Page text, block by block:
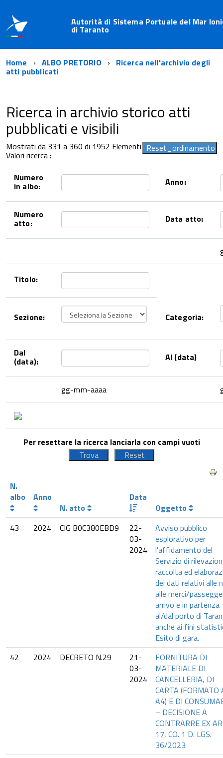
Autorità di Sistema Portuale del Mar
di Taranto
Home ALBO PRETORIO Ricerca nell'archivio degli
atti pubblicati
Ricerca in archivio storico atti
pubblicati e visibili
Mostrati da 331 a 360 di 1952 Elementi
Valori ricerca :
Numero
in albo: Anno:
Numero
atto: Data atto:
Titolo:
Sezione: Categoria:
Dal
(data): Al (data)
gg-mm-aaaa
Per resettare la ricerca lanciarla con campi vuoti
N.
albo
Anno
N. atto
Data
Oggetto
43
2024 CIG B0C380EBD9
22-
03-
2024
Avviso pubblico
esplorativo per
l'affidamento del
Servizio di
raccolta ed
dei dati relativi alle
alle merci/
arrivo e in partenza
al/dal porto di
anche ai fini
Esito di gara.
42
2024 DECRETO N.29
21-
03-
2024
FORNITURA DI
MATERIALE DI
CANCELLERIA, DI
CARTA (FORMATO
A4) E DI
– DECISIONE A
CONTRARRE EX
17, CO. 1 D. LGS.
36/2023